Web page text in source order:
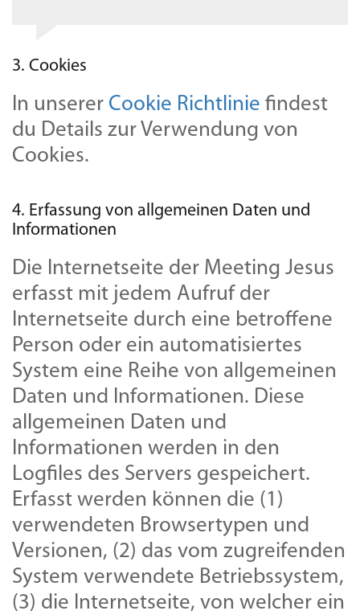
3. Cookies
In unserer Cookie Richtlinie findest
du Details zur Verwendung von
Cookies.
4. Erfassung von allgemeinen Daten und
Informationen
Die Internetseite der Meeting Jesus
erfasst mit jedem Aufruf der
Internetseite durch eine betroffene
Person oder ein automatisiertes
System eine Reihe von allgemeinen
Daten und Informationen. Diese
allgemeinen Daten und
Informationen werden in den
Logfiles des Servers gespeichert.
Erfasst werden können die (1)
verwendeten Browsertypen und
Versionen, (2) das vom zugreifenden
System verwendete Betriebssystem,
(3) die Internetseite, von welcher ein